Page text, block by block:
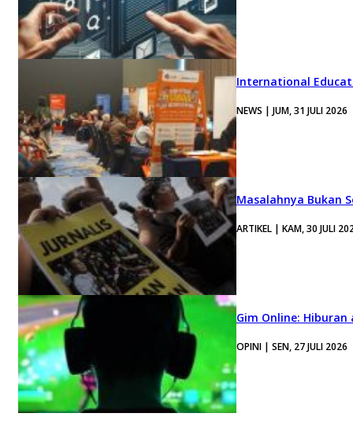
International
NEWS | JUM, 31 JULI 2026
Masalahnya Bukan
ARTIKEL | KAM, 30 JULI
Gim Online:
OPINI | SEN, 27 JULI 2026